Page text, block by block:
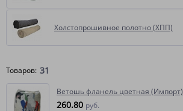
Холстопрошивное полотно (ХПП)
Товаров: 31
Ветошь фланель цветная (Импорт)
260.80 руб.